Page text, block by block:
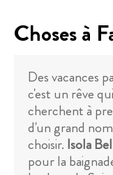
Choses à
Des vacances
c'est un rêve
cherchent à
d'un grand
choisir. Isola
pour la